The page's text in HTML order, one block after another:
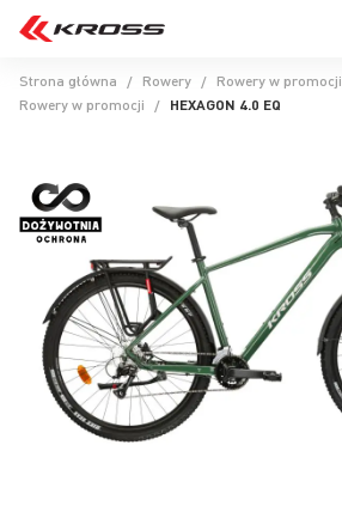
Strona główna Rowery
Rowery w promocji
Rowery w promocji
HEXAGON 4.0 EQ
koniec
galerii